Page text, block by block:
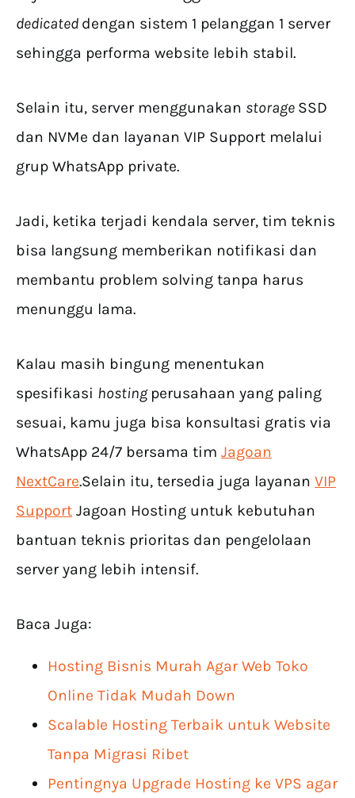
dedicated dengan sistem 1 pelanggan 1 server
sehingga performa website lebih stabil.
Selain itu, server menggunakan storage SSD
dan NVMe dan layanan VIP Support melalui
grup WhatsApp private.
Jadi, ketika terjadi kendala server, tim teknis
bisa langsung memberikan notifikasi dan
membantu problem solving tanpa harus
menunggu lama.
Kalau masih bingung menentukan
spesifikasi hosting perusahaan yang paling
sesuai, kamu juga bisa konsultasi gratis via
WhatsApp 24/7 bersama tim Jagoan
NextCare.Selain itu, tersedia juga layanan VIP
Support Jagoan Hosting untuk kebutuhan
bantuan teknis prioritas dan pengelolaan
server yang lebih intensif.
Baca Juga:
Hosting Bisnis Murah Agar Web Toko
Online Tidak Mudah Down
Scalable Hosting Terbaik untuk Website
Tanpa Migrasi Ribet
Pentingnya Upgrade Hosting ke VPS agar